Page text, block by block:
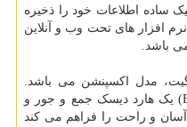
ساده اطلاعات خود را ذخیره
افزار های تحت وب و آنلاین
باشد.
مدل اکسپنشن می باشد.
اکسپنشن پرتابل (Expansion Portable) یک هارد دیسک جمع و جور و
و راحت را فراهم می کند